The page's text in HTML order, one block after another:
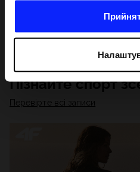
отримують у результаті
послуг.З вашої згоди ми
з метою націлювання та
відповідної онлайн-
відповідності вмісту та
пропонують наші партнери
мережі). Детальну
Пізнайте спорт
Перевірте всі записи